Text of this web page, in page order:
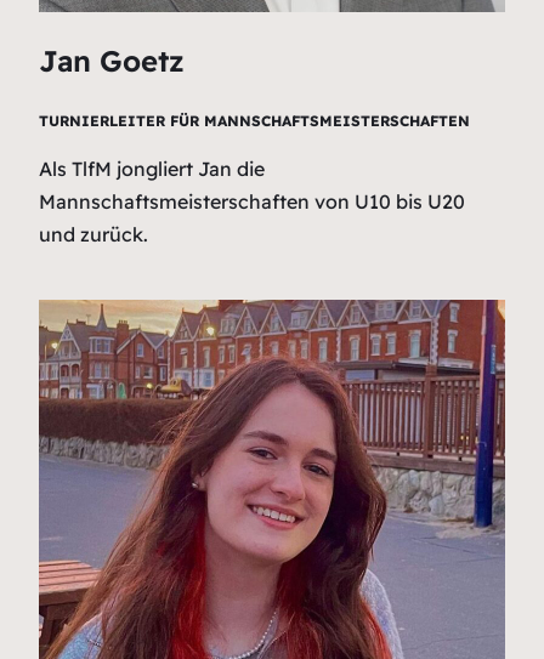
Jan Goetz
TURNIERLEITER FÜR MANNSCHAFTSMEISTERSCHAFTEN
Als TlfM jongliert Jan die
Mannschaftsmeisterschaften von U10 bis U20
und zurück.